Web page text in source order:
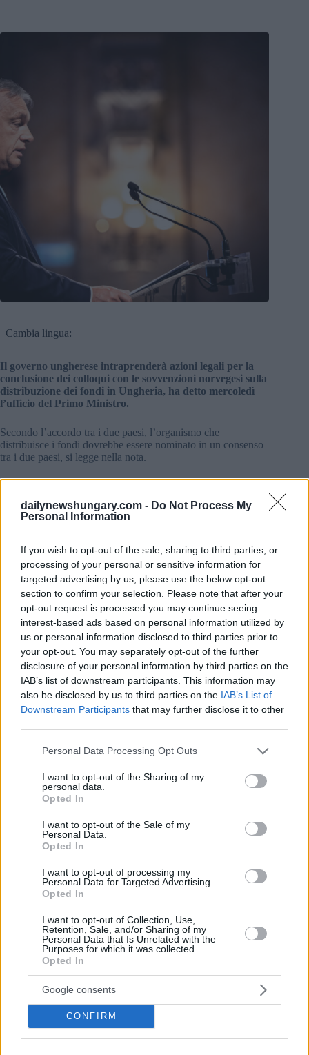
dailynewshungary.com - Do Not Process My
Personal Information
If you wish to opt-out of the sale, sharing to third parties, or
processing of your personal or sensitive information for
targeted advertising by us, please use the below opt-out
section to confirm your selection. Please note that after your
opt-out request is processed you may continue seeing
interest-based ads based on personal information utilized by
us or personal information disclosed to third parties prior to
your opt-out. You may separately opt-out of the further
disclosure of your personal information by third parties on the
IAB’s list of downstream participants. This information may
also be disclosed by us to third parties on the IAB’s List of
Downstream Participants that may further disclose it to other
Please note that this website/app uses one or more Google
not limited to your visit or usage behaviour. You may click to
grant or deny consent to Google and its third-party tags to
use your data for below specified purposes in below Google
consent section.
Personal Data Processing Opt Outs
I want to opt-out of the Sharing of my
personal data.
Opted In
I want to opt-out of the Sale of my
Personal Data.
Opted In
I want to opt-out of processing my
Personal Data for Targeted Advertising.
Opted In
I want to opt-out of Collection, Use,
Retention, Sale, and/or Sharing of my
Personal Data that Is Unrelated with the
Purposes for which it was collected.
Opted In
Google consents
CONFIRM
Cambia lingua:
Il governo ungherese intraprenderà azioni legali per la
conclusione dei colloqui con le sovvenzioni norvegesi sulla
distribuzione dei fondi in Ungheria, ha detto mercoledì
l’ufficio del Primo Ministro.
Secondo l’accordo tra i due paesi, l’organismo che
distribuisce i fondi dovrebbe essere nominato in un consenso
tra i due paesi, si legge nella nota.
candidati ad eccezione di Ökotárs, un’organizzazione di
Soros,”, ha detto il ministero. La Norvegia “ha insistito su”
Ökotárs, escludendo offerenti di fama internazionale come la
Norvegiasta violando i suoi impegni come membro dello
Spazio economico europeo, ha affermato il ministero.
“L’Ungheria afferma che la Norvegia è indebitata con
l’Ungheria per 77 miliardi di fiorini [216,4 milioni di euro] in
cambio dell’accesso ai suoi mercati, si legge nella nota.
Mercoledì scorso, la Coalizione Democratica (DK)
dell’opposizione ha criticato il governo, affermando che
l’Ungheria ha perso la sua rotta su 77 miliardi di fiorini. Se
l’opposizione dovesse vincere le elezioni nel 2022, i colloqui
saranno riaperti, ha detto l’eurodeputato DK Klára Dobrev.
Norvegia #ungheria
Leave a Reply
*
*
Add Comment*